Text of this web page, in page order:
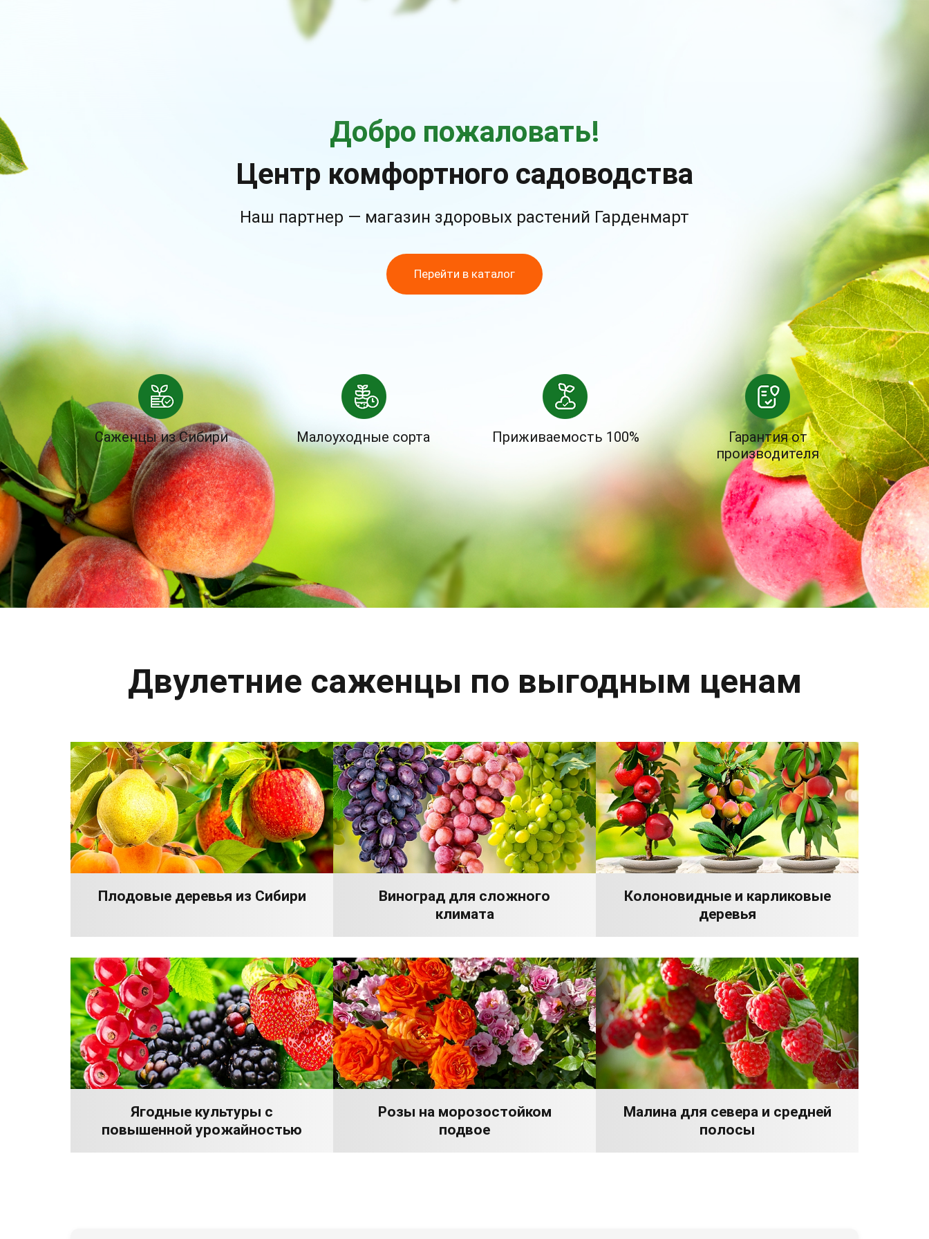
Добро пожаловать!
Центр комфортного садоводства
Наш партнер — магазин здоровых растений Гарденмарт
Перейти в каталог
Саженцы из Сибири Малоуходные сорта Приживаемость 100%
Гарантия от
производителя
Двулетние саженцы по выгодным ценам
Плодовые деревья из Сибири
Виноград для сложного
климата
Колоновидные и карликовые
деревья
Ягодные культуры с
повышенной урожайностью
Розы на морозостойком
подвое
Малина для севера и средней
полосы